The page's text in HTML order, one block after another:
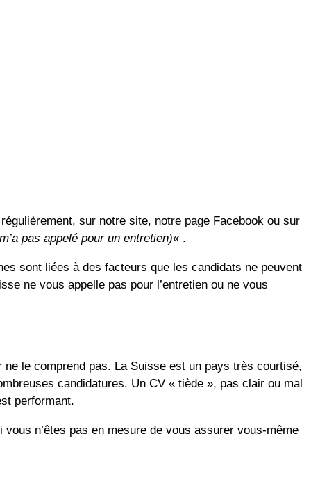
sur notre site, notre page Facebook ou sur
pas appelé pour un entretien)« .
sont liées à des facteurs que les candidats ne peuvent
ne vous appelle pas pour l’entretien ou ne vous
le comprend pas. La Suisse est un pays très courtisé,
candidatures. Un CV « tiède », pas clair ou mal
performant.
n’êtes pas en mesure de vous assurer vous-même